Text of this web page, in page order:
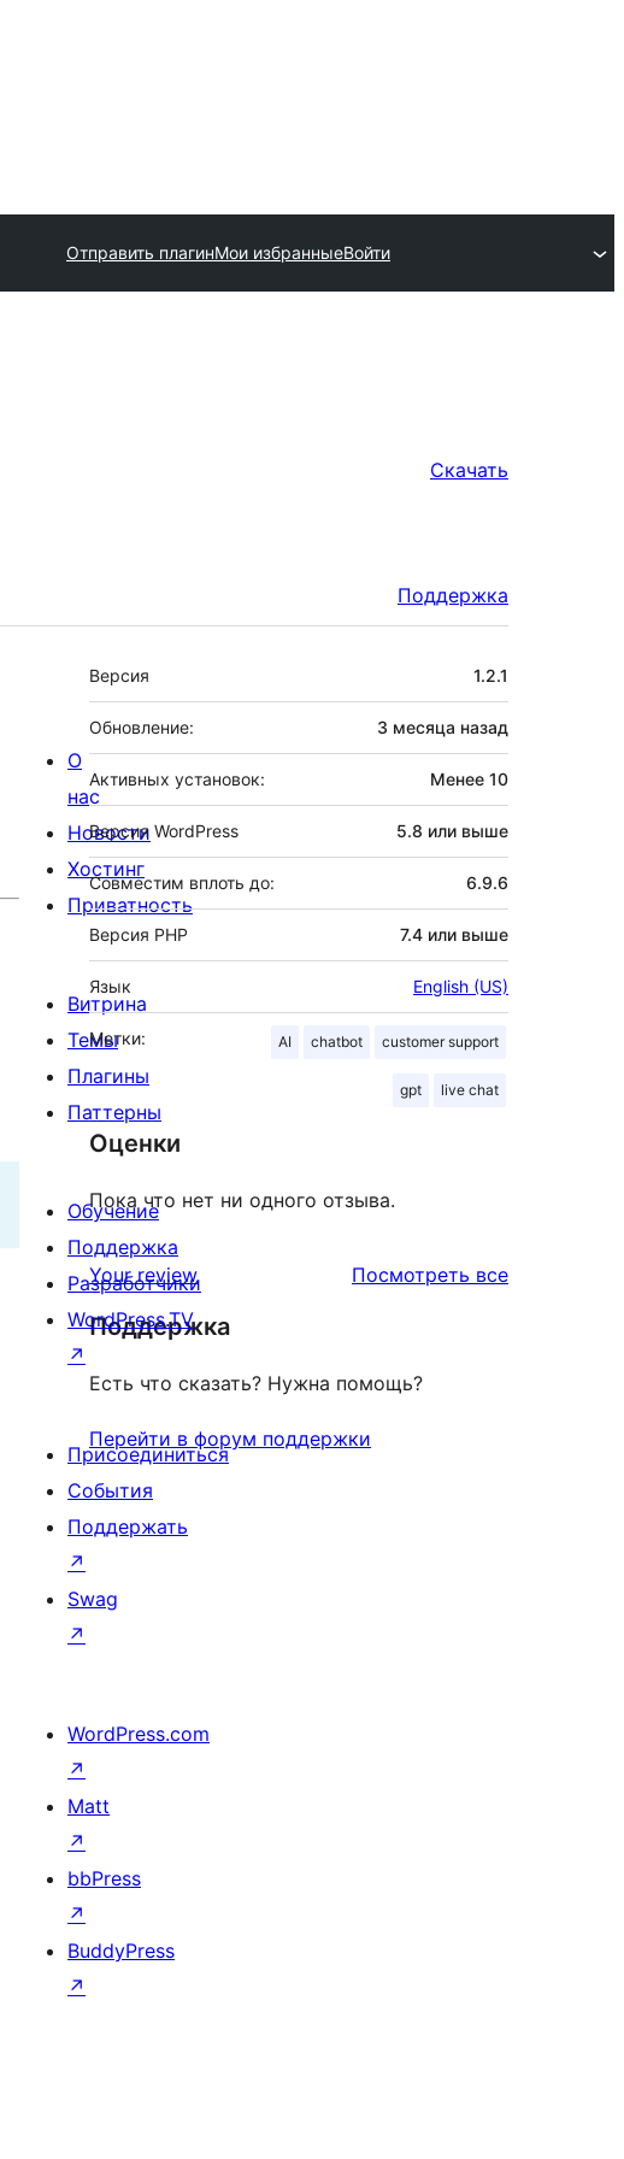
Отправить плагинМои избранныеВойти
Скачать
Поддержка
Мета
Версия 1.2.1
Обновление: 3 месяца назад
Активных установок: Менее 10
Версия WordPress 5.8 или выше
Совместим вплоть до: 6.9.6
Версия PHP 7.4 или выше
Язык English (US)
Метки: AI chatbot customer support
gpt live chat
Оценки
Пока что нет ни одного отзыва.
Your review Посмотреть всеотзывы
Поддержка
Есть что сказать? Нужна помощь?
Перейти в форум поддержки
О
нас
Новости
Хостинг
Приватность
Витрина
Темы
Плагины
Паттерны
Обучение
Поддержка
Разработчики
WordPress.TV
↗
Присоединиться
События
Поддержать
↗
Swag
↗
WordPress.com
↗
Matt
↗
bbPress
↗
BuddyPress
↗